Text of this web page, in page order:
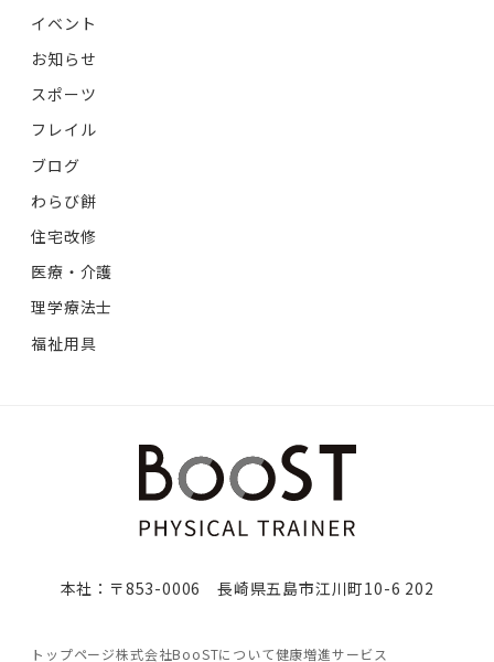
イベント
お知らせ
スポーツ
フレイル
ブログ
わらび餅
住宅改修
医療・介護
理学療法士
福祉用具
本社：〒853-0006 長崎県五島市江川町10-6 202
トップページ株式会社BooSTについて健康増進サービス